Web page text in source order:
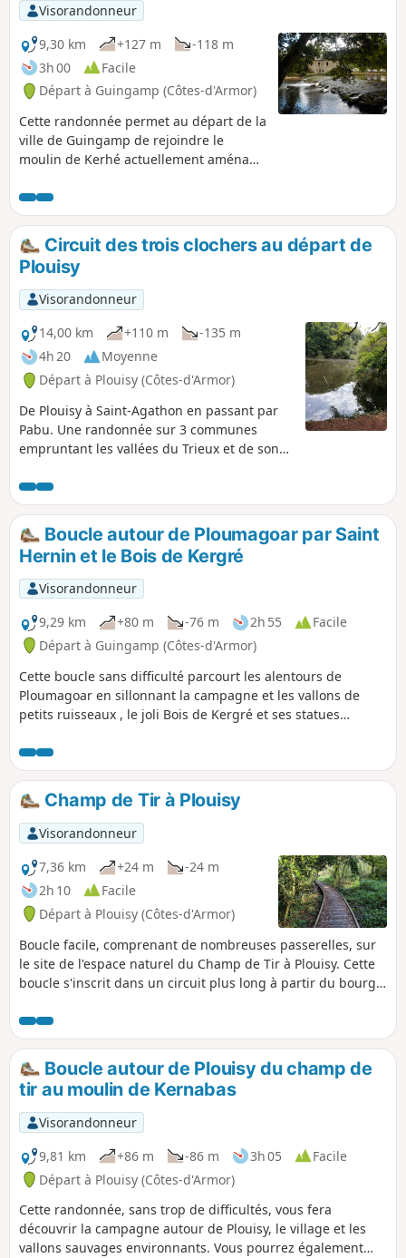
Visorandonneur
9,30 km
+127 m
-118 m
3h 00
Facile
Départ à Guingamp (Côtes-d'Armor)
Cette randonnée permet au départ de la
ville de Guingamp de rejoindre le
moulin de Kerhé actuellement aménagé
s'effectue à couvert par des chemins de
terre situés à part égale sur les
communes de Plouisy et de Pabu. Ce
parcours comporte des portions
réellement très boueuses en hiver et au
printemps. Randonnée à effectuer
plutôt de mai à octobre pour en profiter
pleinement.
Circuit des trois clochers au départ de
Plouisy
Visorandonneur
14,00 km
+110 m
-135 m
4h 20
Moyenne
Départ à Plouisy (Côtes-d'Armor)
De Plouisy à Saint-Agathon en passant par
Pabu. Une randonnée sur 3 communes
empruntant les vallées du Trieux et de son
large partie en sous bois.
Boucle autour de Ploumagoar par Saint
Hernin et le Bois de Kergré
Visorandonneur
9,29 km
+80 m -76 m 2h 55
Facile
Départ à Guingamp (Côtes-d'Armor)
Cette boucle sans difficulté parcourt les alentours de
Ploumagoar en sillonnant la campagne et les vallons de
petits ruisseaux , le joli Bois de Kergré et ses statues
la flânerie et à la détente. Entre ces deux espaces naturels,
quelques chemins plus "urbains" vous mèneront à Sait-
Hernin avec sa zone de pique-nique située à côté de la
source, du lavoir et du four à pain réhabilité récemment.
Champ de Tir à Plouisy
Visorandonneur
7,36 km
+24 m
-24 m
2h 10
Facile
Départ à Plouisy (Côtes-d'Armor)
Boucle facile, comprenant de nombreuses passerelles, sur
le site de l'espace naturel du Champ de Tir à Plouisy. Cette
boucle s'inscrit dans un circuit plus long à partir du bourg
Randonnée.
Boucle autour de Plouisy du champ de
tir au moulin de Kernabas
Visorandonneur
9,81 km
+86 m -86 m 3h 05
Facile
Départ à Plouisy (Côtes-d'Armor)
Cette randonnée, sans trop de difficultés, vous fera
découvrir la campagne autour de Plouisy, le village et les
vallons sauvages environnants. Vous pourrez également